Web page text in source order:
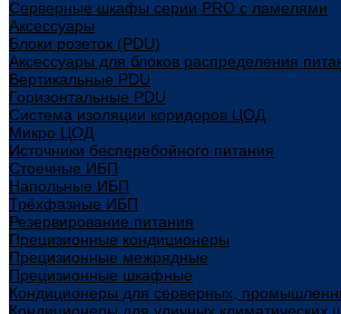
Серверные шкафы серии PRO с ламелями
Аксессуары
Блоки розеток (PDU)
Аксессуары для блоков распределения
Вертикальные PDU
Горизонтальные PDU
Система изоляции коридоров ЦОД
Микро ЦОД
Источники бесперебойного питания
Стоечные ИБП
Напольные ИБП
Трёхфазные ИБП
Резервирование питания
Прецизионные кондиционеры
Прецизионные межрядные
Прецизионные шкафные
Кондиционеры для серверных,